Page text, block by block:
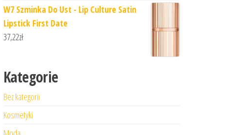
W7 Szminka Do Ust - Lip Culture Satin
Lipstick First Date
37,22zł
Kategorie
Bez kategorii
Kosmetyki